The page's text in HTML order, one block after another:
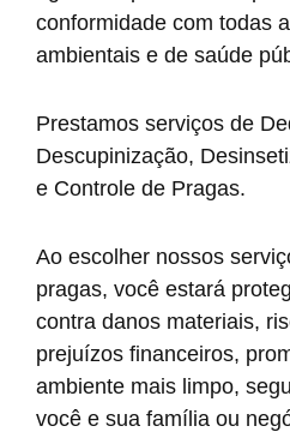
conformidade com todas
ambientais e de saúde
Prestamos serviços de
Descupinização,
e Controle de Pragas.
Ao escolher nossos
pragas, você estará
contra danos materiais,
prejuízos financeiros,
ambiente mais limpo,
você e sua família ou